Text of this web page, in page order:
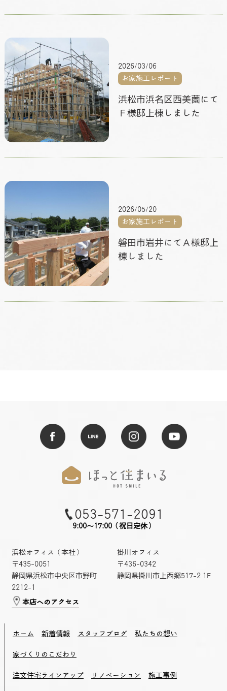
2026/03/06
お家施工レポート
浜松市浜名区西美薗にて
Ｆ様邸上棟しました
2026/05/20
お家施工レポート
磐田市岩井にてＡ様邸上
棟しました
053-571-2091
9:00～17:00（祝日定休）
浜松オフィス（本社）
〒435-0051
静岡県浜松市中央区市野町
2212-1
本店へのアクセス
掛川オフィス
〒436-0342
静岡県掛川市上西郷517-2 1F
ホーム 新着情報 スタッフブログ 私たちの想い
家づくりのこだわり
注文住宅ラインアップ リノベーション 施工事例